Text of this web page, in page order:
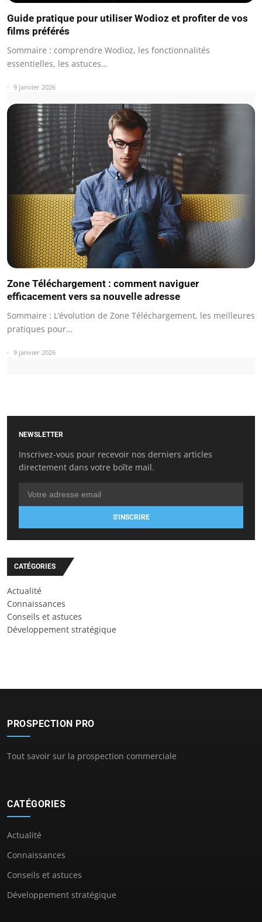
Guide pratique pour utiliser Wodioz et profiter de vos
films préférés
Sommaire : comprendre Wodioz, les fonctionnalités
essentielles, les astuces…
9 janvier 2026
Zone Téléchargement : comment naviguer
efficacement vers sa nouvelle adresse
Sommaire : L’évolution de Zone Téléchargement, les meilleures
pratiques pour…
9 janvier 2026
NEWSLETTER
Inscrivez-vous pour recevoir nos derniers articles
directement dans votre boîte mail.
S'INSCRIRE
CATÉGORIES
Actualité
Connaissances
Conseils et astuces
Développement stratégique
PROSPECTION PRO
Tout savoir sur la prospection commerciale
CATÉGORIES
Actualité
Connaissances
Conseils et astuces
Développement stratégique